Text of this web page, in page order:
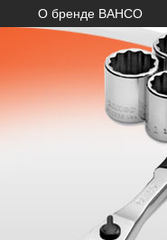
О бренде BAHCO